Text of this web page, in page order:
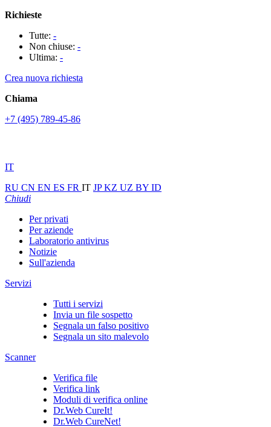
Richieste
Tutte: -
Non chiuse: -
Ultima: -
Crea nuova richiesta
Chiama
+7 (495) 789-45-86
IT
RU CN EN ES FR IT JPKZ UZ BY ID
Chiudi
Per privati
Per aziende
Laboratorio antivirus
Notizie
Sull'azienda
Servizi
Tutti i servizi
Invia un file sospetto
Segnala un falso positivo
Segnala un sito malevolo
Scanner
Verifica file
Verifica link
Moduli di verifica online
Dr.Web CureIt!
Dr.Web CureNet!